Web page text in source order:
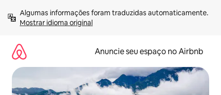
para
Mostrar idioma original
Anuncie seu espaço no Airbnb